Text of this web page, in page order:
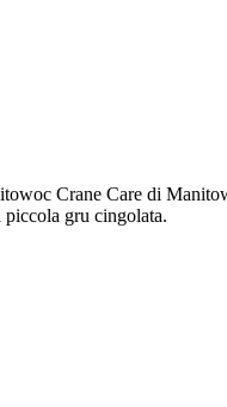
Crane Care di
gru cingolata.